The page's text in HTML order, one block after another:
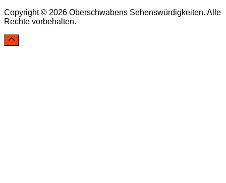
Copyright © 2026 Oberschwabens Sehenswürdigkeiten. Alle
Rechte vorbehalten.